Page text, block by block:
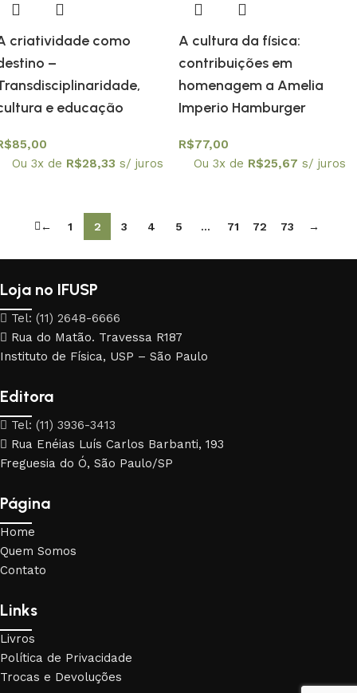
criatividade como
–
e educação
85,00
Ou 3x de R$28,33 s/ juros
A cultura da física:
contribuições em
homenagem a Amelia
Imperio Hamburger
R$77,00
Ou 3x de R$25,67 s/ juros
← 1 2 3 4 5 … 71 72 73 →
Loja no IFUSP
Tel: (11) 2648-6666
Rua do Matão. Travessa R187
Instituto de Física, USP – São Paulo
Editora
Tel: (11) 3936-3413
Rua Enéias Luís Carlos Barbanti, 193
Freguesia do Ó, São Paulo/SP
Página
Home
Quem Somos
Contato
Links
Livros
Política de Privacidade
Trocas e Devoluções